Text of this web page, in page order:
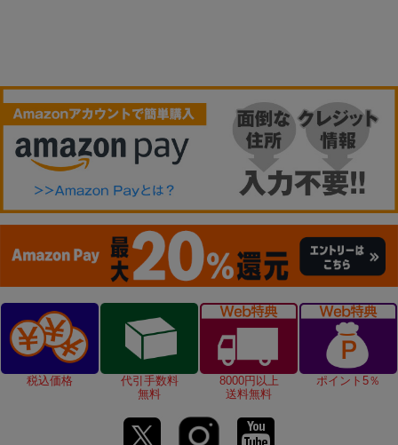
税込価格
代引手数料
無料
8000円以上
送料無料
ポイント5％